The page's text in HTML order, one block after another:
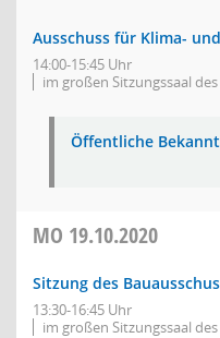
Ausschuss für Klima-
14:00-15:45 Uhr
im großen Sitzungssaal
Öffentliche
MO 19.10.2020
Sitzung des
13:30-16:45 Uhr
im großen Sitzungssaal